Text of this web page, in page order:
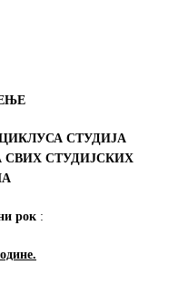
СТУДИЈА
СТУДИЈСКИХ
рок :